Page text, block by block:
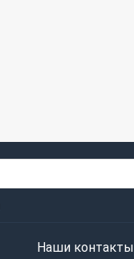
Наши контакты